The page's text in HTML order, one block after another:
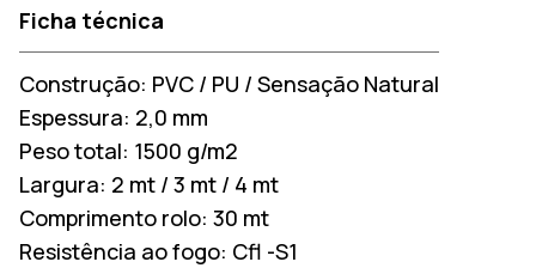
Ficha técnica
Construção: PVC / PU / Sensação Natural
Espessura: 2,0 mm
Peso total: 1500 g/m2
Largura: 2 mt / 3 mt / 4 mt
Comprimento rolo: 30 mt
Resistência ao fogo: Cfl -S1